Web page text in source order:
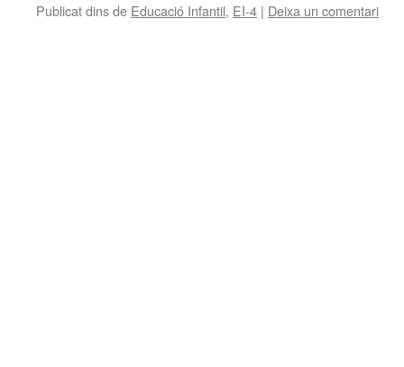
Publicat dins de Educació Infantil, EI-4 | Deixa un comentari